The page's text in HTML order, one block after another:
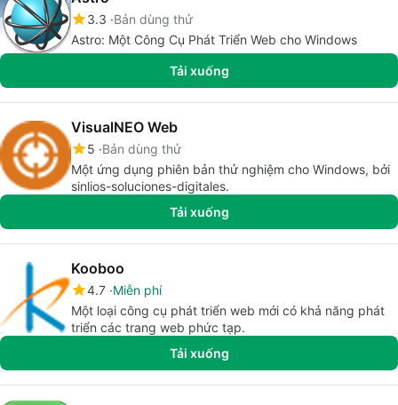
3.3 Bản dùng thử
Astro: Một Công Cụ Phát Triển Web cho Windows
Tải xuống
VisualNEO Web
5 Bản dùng thử
Một ứng dụng phiên bản thử nghiệm cho Windows, bởi
sinlios-soluciones-digitales.
Tải xuống
Kooboo
4.7 Miễn phí
Một loại công cụ phát triển web mới có khả năng phát
triển các trang web phức tạp.
Tải xuống